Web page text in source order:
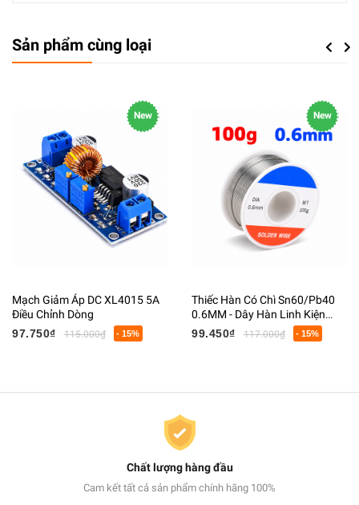
Sản phẩm cùng loại Previous
New
Mạch Giảm Áp DC XL4015 5A
Điều Chỉnh Dòng
97.750₫
115.000₫ - 15%
New
Thiếc Hàn Có Chì Sn60/Pb40
0.6MM - Dây Hàn Linh Kiện
Điện Tử Có Lõi Flux
99.450₫ 117.000₫ - 15%
Next
Chất lượng hàng đầu
Cam kết tất cả sản phẩm chính hãng 100%